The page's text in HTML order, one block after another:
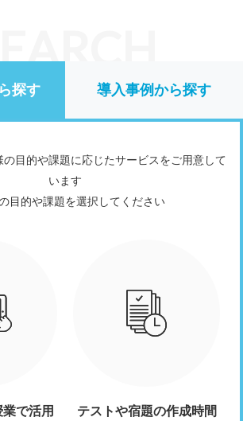
探す 導入事例から探す
の目的や課題に応じたサービスをご用意して
います
目的や課題を選択してください
で活用
テストや宿題の作成時間